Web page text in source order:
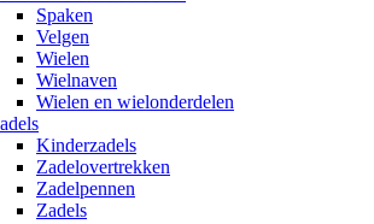
Spaken
Velgen
Wielen
Wielnaven
Wielen en wielonderdelen
Kinderzadels
Zadelovertrekken
Zadelpennen
Zadels